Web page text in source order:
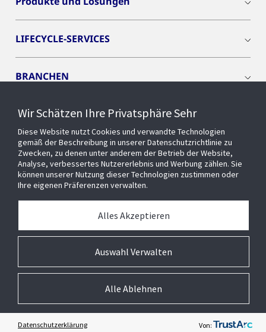
LIFECYCLE-SERVICES
BRANCHEN
CYBER SOLUTIONS
OPENBLUE
SMART BUILDINGS
Terms and Conditions
Wir Schätzen Ihre Privatsphäre Sehr
Diese Website nutzt Cookies und verwandte Technologien
gemäß der Beschreibung in unserer Datenschutzrichtlinie zu
Zwecken, zu denen unter anderem der Betrieb der Website,
Analyse, verbessertes Nutzererlebnis und Werbung zählen. Sie
können unserer Nutzung dieser Technologien zustimmen oder
Ihre eigenen Präferenzen verwalten.
Auswahl Verwalten
Alles Akzeptieren
Alle Ablehnen
Datenschutzerklärung Von:
Impressum